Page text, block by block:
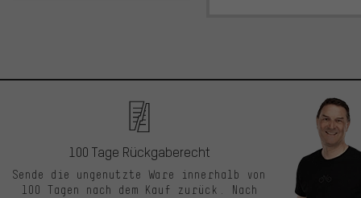
100 Tage Rückgaberecht
Sende die ungenutzte Ware innerhalb von
100 Tagen nach dem Kauf zurück. Nach